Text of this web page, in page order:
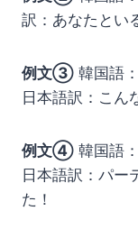
訳：あなたとい
例文③ 韓国語
日本語訳：こん
例文④ 韓国語
日本語訳：パー
た！